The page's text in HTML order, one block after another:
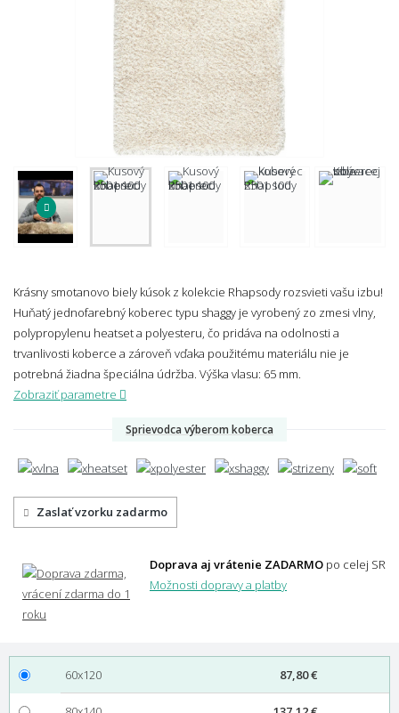
Krásny smotanovo biely kúsok z kolekcie Rhapsody rozsvieti vašu izbu!
Huňatý jednofarebný koberec typu shaggy je vyrobený zo zmesi vlny,
polypropylenu heatset a polyesteru, čo pridáva na odolnosti a
trvanlivosti koberce a zároveň vďaka použitému materiálu nie je
potrebná žiadna špeciálna údržba. Výška vlasu: 65 mm.
Zobraziť parametre
Sprievodca výberom koberca
Zaslať vzorku zadarmo
Doprava aj vrátenie ZADARMO po celej SR
Možnosti dopravy a platby
60x120 87,80 €